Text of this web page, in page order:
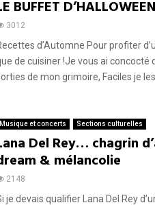
BUFFET D’HALLOWEEN
3012
d’Automne Pour profiter
de cuisiner !Je vous ai
de mon grimoire, Faciles je les
Musique et concerts Sections culturelles
Del Rey… chagrin
& mélancolie
2148
je devais qualifier Lana Del Rey